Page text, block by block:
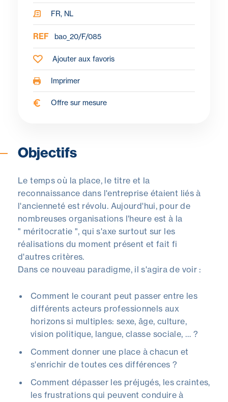
FR, NL
REF bao_20/F/085
Ajouter aux favoris
Imprimer
Offre sur mesure
Objectifs Pour qui ? Programme
Objectifs
Le temps où la place, le titre et la
reconnaissance dans l'entreprise étaient liés à
l'ancienneté est révolu. Aujourd'hui, pour de
nombreuses organisations l'heure est à la
" méritocratie ", qui s'axe surtout sur les
réalisations du moment présent et fait fi
d'autres critères.
Dans ce nouveau paradigme, il s'agira de voir :
Comment le courant peut passer entre les
différents acteurs professionnels aux
horizons si multiples: sexe, âge, culture,
vision politique, langue, classe sociale, … ?
Comment donner une place à chacun et
s'enrichir de toutes ces différences ?
Comment dépasser les préjugés, les craintes,
les frustrations qui peuvent conduire à